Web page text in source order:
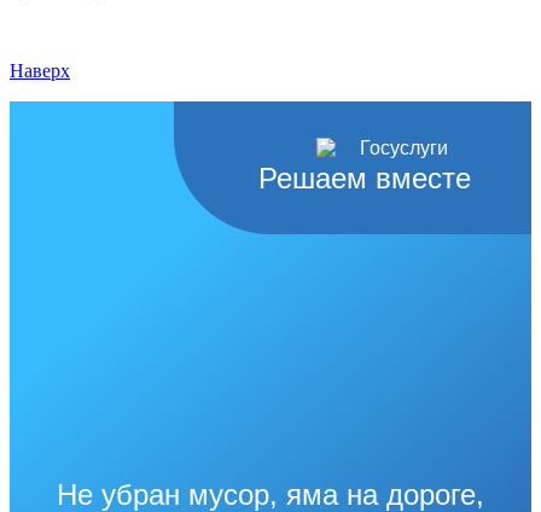
Наверх
Решаем вместе
Не убран мусор, яма на дороге,